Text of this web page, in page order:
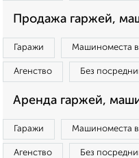
Продажа гаржей,
Гаражи Машиноместа в
Агенство Без
Аренда гаржей,
Гаражи Машиноместа в
Агенство Без